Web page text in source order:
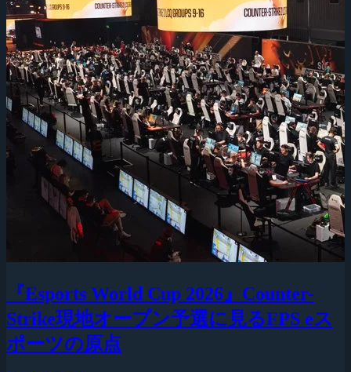
『Esports World Cup 2026』Counter-
Strike現地オープン予選に見るFPS eス
ポーツの原点